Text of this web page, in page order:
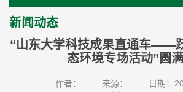
新闻动态
“山东大学科技成果直通车——
态环境专场活动”圆
作者： 来源：
日期：